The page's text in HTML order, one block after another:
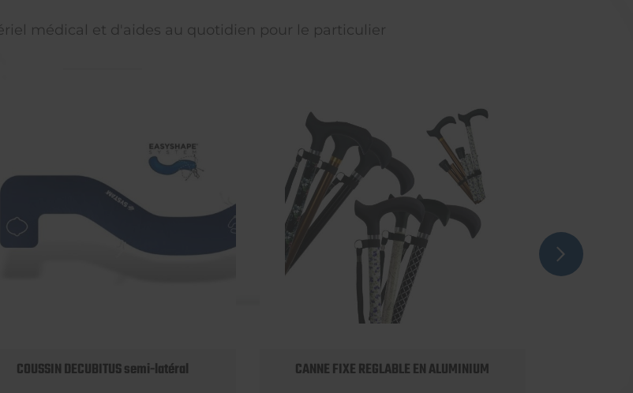
médical et d'aides au quotidien pour le particulier
COUSSIN DECUBITUS semi-latéral CANNE FIXE REGLABLE EN ALUMINIUM